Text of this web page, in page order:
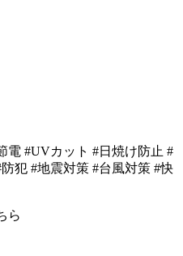
電 #UVカット #日焼け防止 #
犯 #地震対策 #台風対策 #快
ら